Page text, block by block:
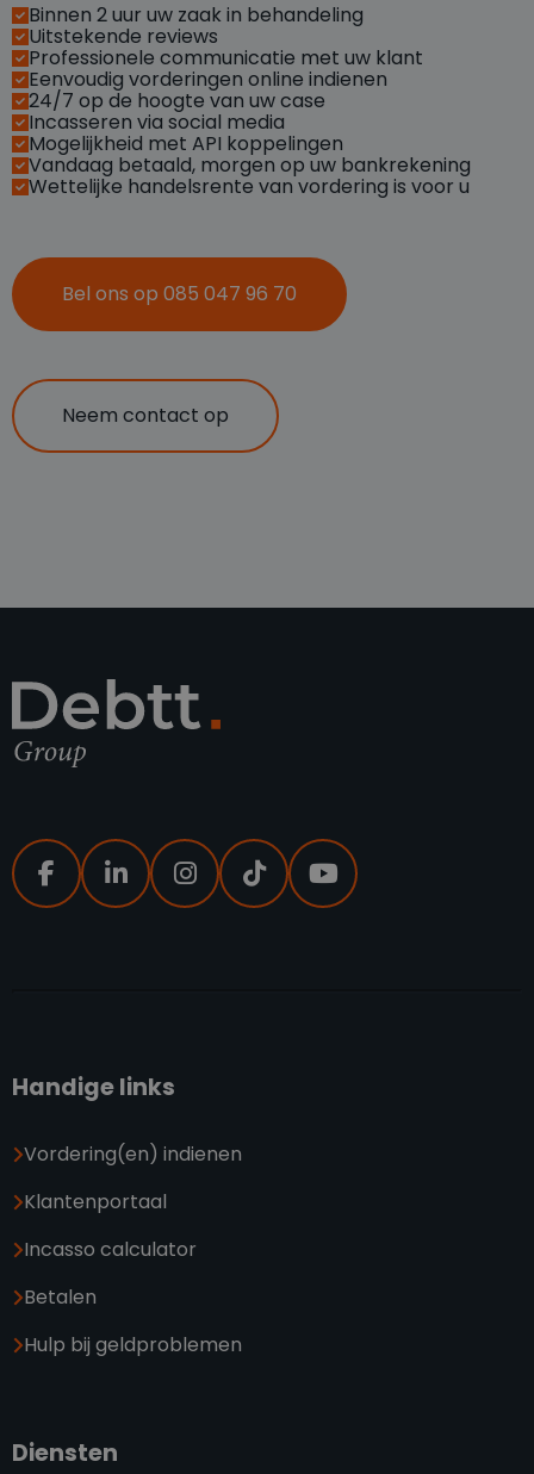
Binnen 2 uur uw zaak in behandeling
Uitstekende reviews
Professionele communicatie met uw klant
Eenvoudig vorderingen online indienen
24/7 op de hoogte van uw case
Incasseren via social media
Mogelijkheid met API koppelingen
Vandaag betaald, morgen op uw bankrekening
Wettelijke handelsrente van vordering is voor u
Bel ons op 085 047 96 70
Neem contact op
Handige links
Vordering(en) indienen
Klantenportaal
Incasso calculator
Betalen
Hulp bij geldproblemen
Diensten